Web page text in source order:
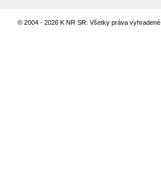
© 2004 - 2026 K NR SR. Všetky práva vyhradené.